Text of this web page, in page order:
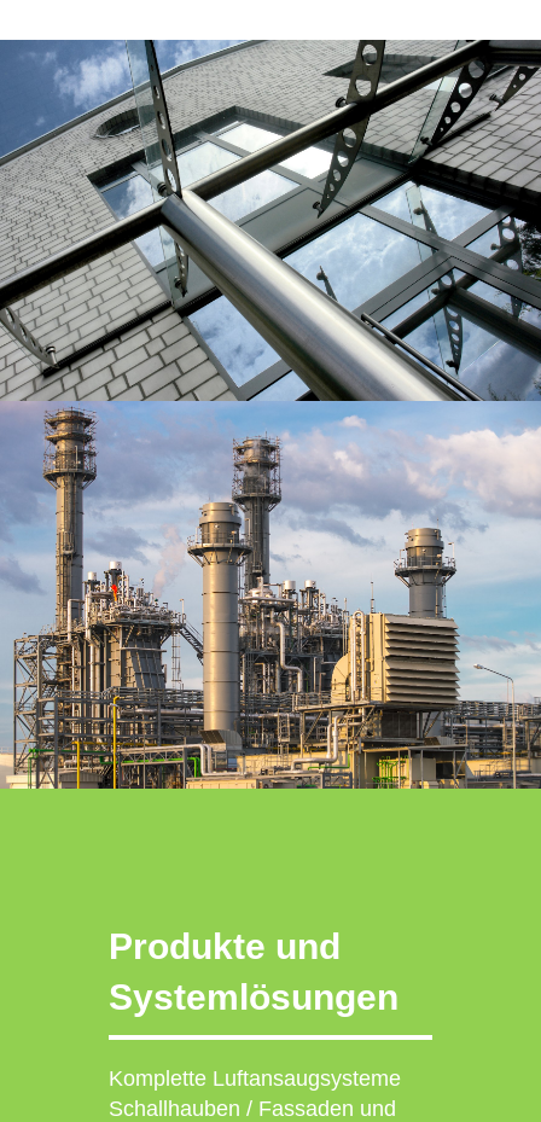
Produkte und
Systemlösungen
Komplette Luftansaugsysteme
Schallhauben / Fassaden und